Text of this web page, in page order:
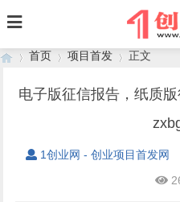
首页 项目首发 正文
电子版征信报告，纸质
1创业网 - 创业项目首发网